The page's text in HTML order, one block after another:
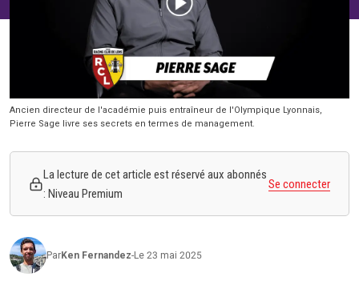
Ancien directeur de l'académie puis entraîneur de l'Olympique Lyonnais,
Pierre Sage livre ses secrets en termes de management.
La lecture de cet article est réservé aux abonnés
: Niveau Premium
Se connecter
ParKen Fernandez-Le 23 mai 2025